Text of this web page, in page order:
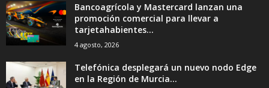
Bancoagrícola y Mastercard lanzan una
promoción comercial para llevar a
tarjetahabientes...
4 agosto, 2026
Telefónica desplegará un nuevo nodo Edge
en la Región de Murcia...